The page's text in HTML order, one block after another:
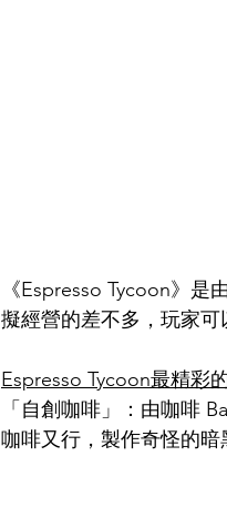
《Espresso Tycoon》
擬經營的差不多，玩家
Espresso Tycoon最精彩
「自創咖啡」：由咖啡
咖啡又行，製作奇怪的暗